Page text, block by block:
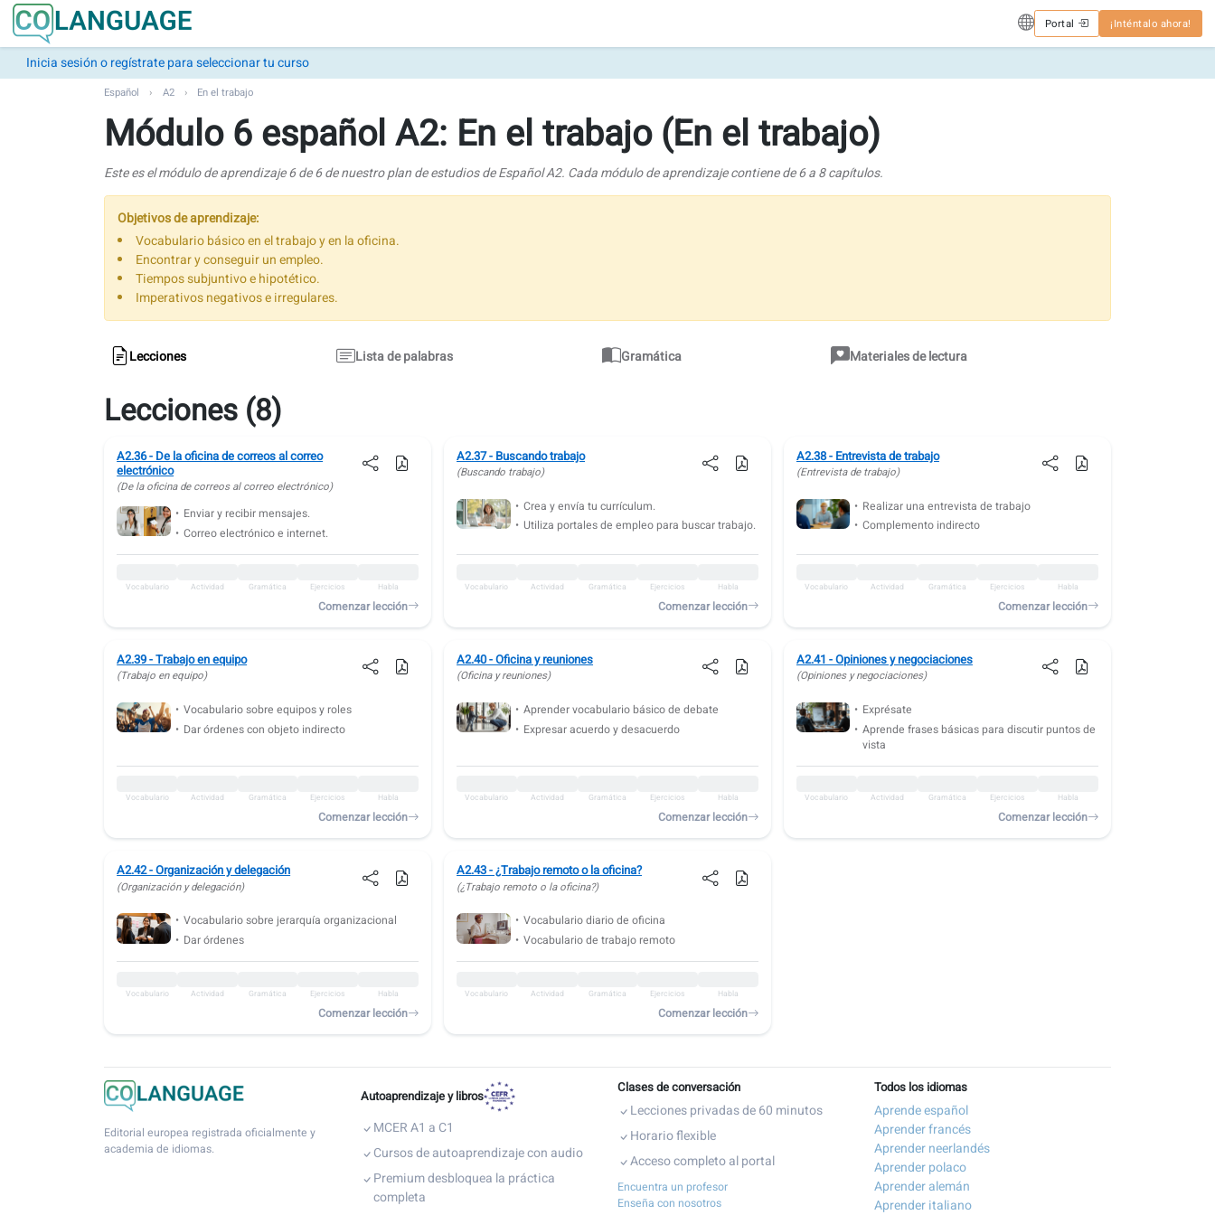
Portal ¡Inténtalo ahora!
Inicia sesión o regístrate para seleccionar tu curso
Español A2 En el trabajo
Módulo 6 español A2: En el trabajo (En el trabajo)
Este es el módulo de aprendizaje 6 de 6 de nuestro plan de estudios de Español A2. Cada módulo de aprendizaje contiene de 6 a 8 capítulos.
Objetivos de aprendizaje:
Vocabulario básico en el trabajo y en la oficina.
Encontrar y conseguir un empleo.
Tiempos subjuntivo e hipotético.
Imperativos negativos e irregulares.
Lecciones Lista de palabras Gramática Materiales de lectura
Lecciones (8)
A2.36 - De la oficina de correos al correo
electrónico
(De la oficina de correos al correo electrónico)
Enviar y recibir mensajes.
Correo electrónico e internet.
Vocabulario Actividad Gramática Ejercicios Habla
Comenzar lección
A2.37 - Buscando trabajo
(Buscando trabajo)
Crea y envía tu currículum.
Utiliza portales de empleo para buscar trabajo.
Vocabulario Actividad Gramática Ejercicios Habla
Comenzar lección
A2.38 - Entrevista de trabajo
(Entrevista de trabajo)
Realizar una entrevista de trabajo
Complemento indirecto
Vocabulario Actividad Gramática Ejercicios Habla
Comenzar lección
A2.39 - Trabajo en equipo
(Trabajo en equipo)
Vocabulario sobre equipos y roles
Dar órdenes con objeto indirecto
Vocabulario Actividad Gramática Ejercicios Habla
Comenzar lección
A2.40 - Oficina y reuniones
(Oficina y reuniones)
Aprender vocabulario básico de debate
Expresar acuerdo y desacuerdo
Vocabulario Actividad Gramática Ejercicios Habla
Comenzar lección
A2.41 - Opiniones y negociaciones
(Opiniones y negociaciones)
Exprésate
Aprende frases básicas para discutir puntos de
vista
Vocabulario Actividad Gramática Ejercicios Habla
Comenzar lección
A2.42 - Organización y delegación
(Organización y delegación)
Vocabulario sobre jerarquía organizacional
Dar órdenes
Vocabulario Actividad Gramática Ejercicios Habla
Comenzar lección
A2.43 - ¿Trabajo remoto o la oficina?
(¿Trabajo remoto o la oficina?)
Vocabulario diario de oficina
Vocabulario de trabajo remoto
Vocabulario Actividad Gramática Ejercicios Habla
Comenzar lección
Editorial europea registrada oficialmente y
academia de idiomas.
Autoaprendizaje y libros
MCER A1 a C1
Cursos de autoaprendizaje con audio
Premium desbloquea la práctica
completa
Clases de conversación
Lecciones privadas de 60 minutos
Horario flexible
Acceso completo al portal
Encuentra un profesor
Enseña con nosotros
Todos los idiomas
Aprende español
Aprender francés
Aprender neerlandés
Aprender polaco
Aprender alemán
Aprender italiano